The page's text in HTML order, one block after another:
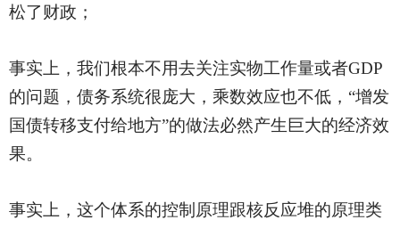
松了财政；
事实上，我们根本不用去关注实物工作量或者GDP
的问题，债务系统很庞大，乘数效应也不低，“增发
国债转移支付给地方”的做法必然产生巨大的经济效
果。
事实上，这个体系的控制原理跟核反应堆的原理类